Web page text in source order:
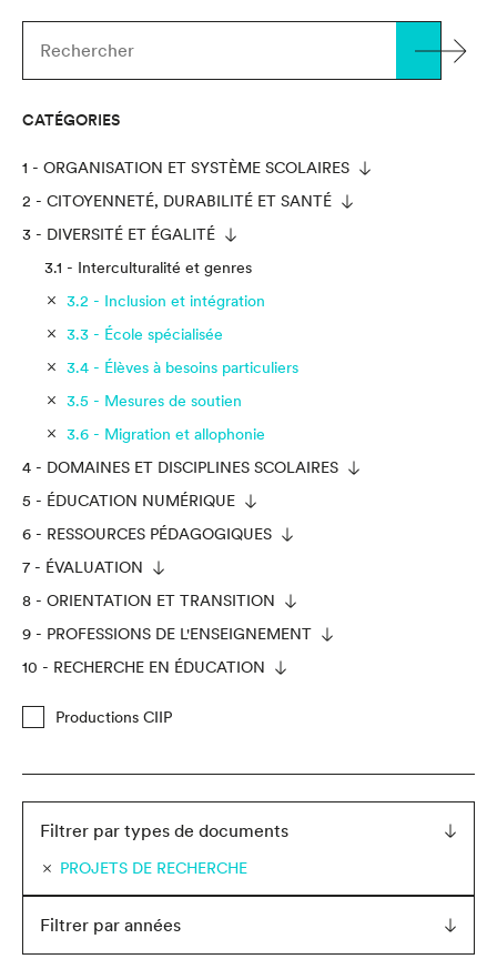
Filtrer par types de documents
PROJETS DE RECHERCHE
Filtrer par années
CATÉGORIES
1 - ORGANISATION ET SYSTÈME SCOLAIRES
2 - CITOYENNETÉ, DURABILITÉ ET SANTÉ
3 - DIVERSITÉ ET ÉGALITÉ
3.1 - Interculturalité et genres
3.2 - Inclusion et intégration
3.3 - École spécialisée
3.4 - Élèves à besoins particuliers
3.5 - Mesures de soutien
3.6 - Migration et allophonie
4 - DOMAINES ET DISCIPLINES SCOLAIRES
5 - ÉDUCATION NUMÉRIQUE
6 - RESSOURCES PÉDAGOGIQUES
7 - ÉVALUATION
8 - ORIENTATION ET TRANSITION
9 - PROFESSIONS DE L'ENSEIGNEMENT
10 - RECHERCHE EN ÉDUCATION
Productions CIIP